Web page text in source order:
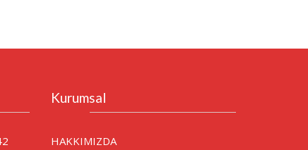
Kurumsal
HAKKIMIZDA